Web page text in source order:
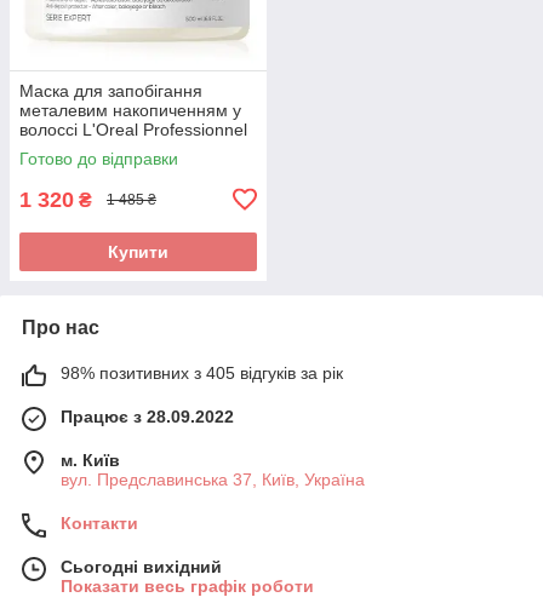
Маска для запобігання
металевим накопиченням у
волоссі L'Oreal Professionnel
Serie Expert Metal Detox
500мл
Готово до відправки
1 320 ₴ 1 485 ₴
Купити
Про нас
98% позитивних з 405 відгуків за рік
Працює з 28.09.2022
м. Київ
вул. Предславинська 37, Київ, Україна
Контакти
Сьогодні вихідний
Показати весь графік роботи